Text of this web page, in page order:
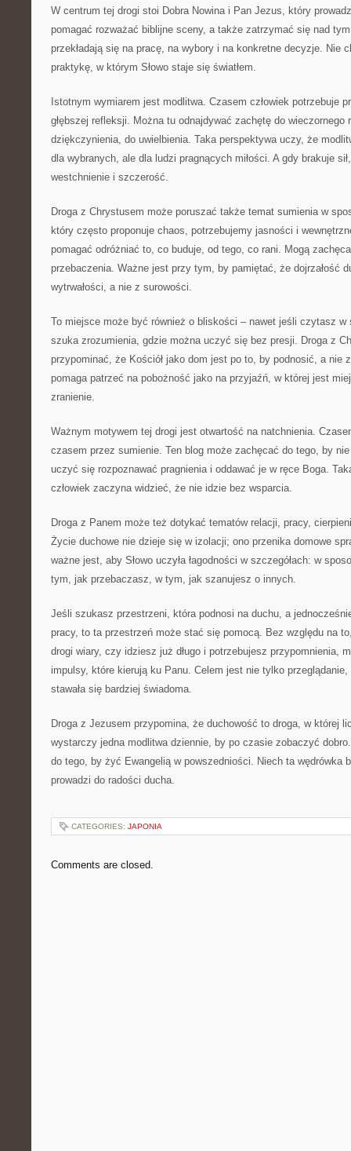
W centrum tej drogi stoi Dobra Nowina i Pan Jezus, który
pomagać rozważać biblijne sceny, a także zatrzymać się nad
przekładają się na pracę, na wybory i na konkretne decyzje. Nie
praktykę, w którym Słowo staje się światłem.
Istotnym wymiarem jest modlitwa. Czasem człowiek potrzebuje
głębszej refleksji. Można tu odnajdywać zachętę do wieczornego
dziękczynienia, do uwielbienia. Taka perspektywa uczy, że
dla wybranych, ale dla ludzi pragnących miłości. A gdy brakuje
westchnienie i szczerość.
Droga z Chrystusem może poruszać także temat sumienia w
który często proponuje chaos, potrzebujemy jasności i
pomagać odróżniać to, co buduje, od tego, co rani. Mogą
przebaczenia. Ważne jest przy tym, by pamiętać, że dojrzałość
wytrwałości, a nie z surowości.
To miejsce może być również o bliskości – nawet jeśli czytasz w
szuka zrozumienia, gdzie można uczyć się bez presji. Droga z
przypominać, że Kościół jako dom jest po to, by podnosić, a nie
pomaga patrzeć na pobożność jako na przyjaźń, w której jest
zranienie.
Ważnym motywem tej drogi jest otwartość na natchnienia.
czasem przez sumienie. Ten blog może zachęcać do tego, by
uczyć się rozpoznawać pragnienia i oddawać je w ręce Boga.
człowiek zaczyna widzieć, że nie idzie bez wsparcia.
Droga z Panem może też dotykać tematów relacji, pracy,
Życie duchowe nie dzieje się w izolacji; ono przenika domowe
ważne jest, aby Słowo uczyła łagodności w szczegółach: w
tym, jak przebaczasz, w tym, jak szanujesz o innych.
Jeśli szukasz przestrzeni, która podnosi na duchu, a
pracy, to ta przestrzeń może stać się pomocą. Bez względu na
drogi wiary, czy idziesz już długo i potrzebujesz przypomnienia,
impulsy, które kierują ku Panu. Celem jest nie tylko
stawała się bardziej świadoma.
Droga z Jezusem przypomina, że duchowość to droga, w której
wystarczy jedna modlitwa dziennie, by po czasie zobaczyć
do tego, by żyć Ewangelią w powszedniości. Niech ta wędrówka
prowadzi do radości ducha.
CATEGORIES: JAPONIA
Comments are closed.